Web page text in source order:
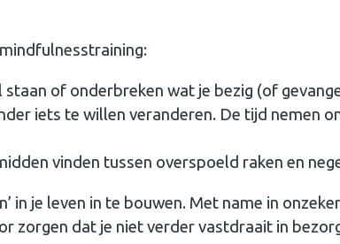
of onderbreken wat je bezig (of
iets te willen veranderen. De tijd nemen
vinden tussen overspoeld raken en
in je leven in te bouwen. Met name in
zorgen dat je niet verder vastdraait in